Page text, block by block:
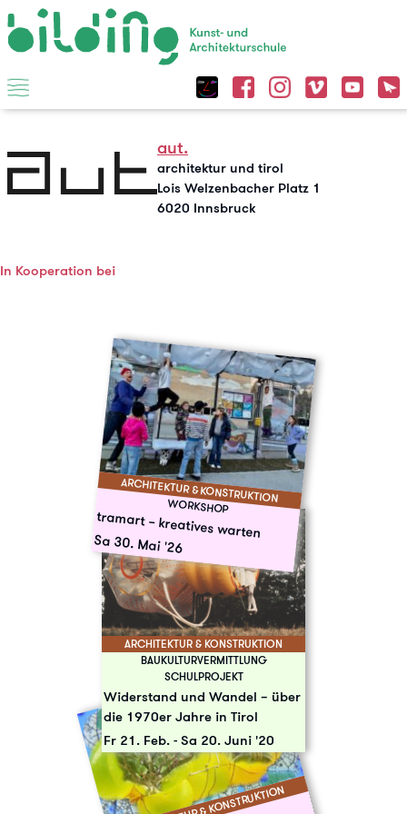
aut.
architektur und tirol
Lois Welzenbacher Platz 1
6020 Innsbruck
In Kooperation bei
ARCHITEKTUR & KONSTRUKTION
WORKSHOP
tramart – kreatives warten
Sa 30. Mai '26
ARCHITEKTUR & KONSTRUKTION
BAUKULTURVERMITTLUNG
SCHULPROJEKT
Widerstand und Wandel – über
die 1970er Jahre in Tirol
Fr 21. Feb. - Sa 20. Juni '20